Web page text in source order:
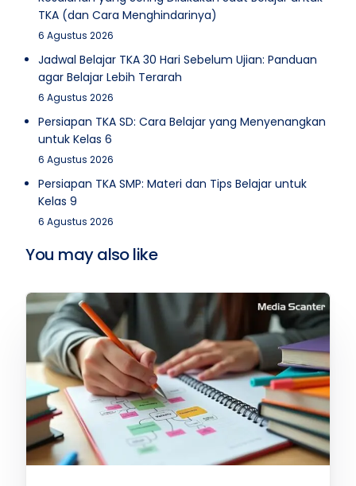
TKA (dan Cara Menghindarinya)
6 Agustus 2026
Jadwal Belajar TKA 30 Hari Sebelum Ujian: Panduan
agar Belajar Lebih Terarah
6 Agustus 2026
Persiapan TKA SD: Cara Belajar yang Menyenangkan
untuk Kelas 6
6 Agustus 2026
Persiapan TKA SMP: Materi dan Tips Belajar untuk
Kelas 9
6 Agustus 2026
You may also like